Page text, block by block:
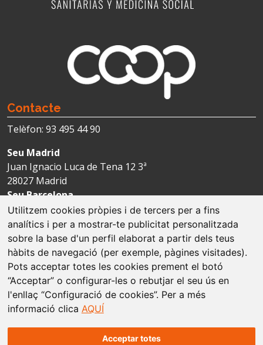
Utilitzem cookies pròpies i de tercers per a fins
analítics i per a mostrar-te publicitat personalitzada
sobre la base d'un perfil elaborat a partir dels teus
hàbits de navegació (per exemple, pàgines visitades).
Pots acceptar totes les cookies prement el botó
“Acceptar” o configurar-les o rebutjar el seu ús en
l'enllaç “Configuració de cookies”. Per a més
informació clica AQUÍ
Acceptar totes
Contacte
Telèfon: 93 495 44 90
Seu Madrid
Juan Ignacio Luca de Tena 12 3ª
28027 Madrid
Seu Barcelona
Avda. Josep Tarradellas 123-127 4ª
08029 Barcelona
Avís legal
Política de cookies
Protecció de dades
Mapa web